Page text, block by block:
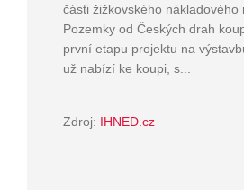
části žižkovského nákladového
Pozemky od Českých drah
první etapu projektu na
už nabízí ke koupi, s...
Zdroj: IHNED.cz